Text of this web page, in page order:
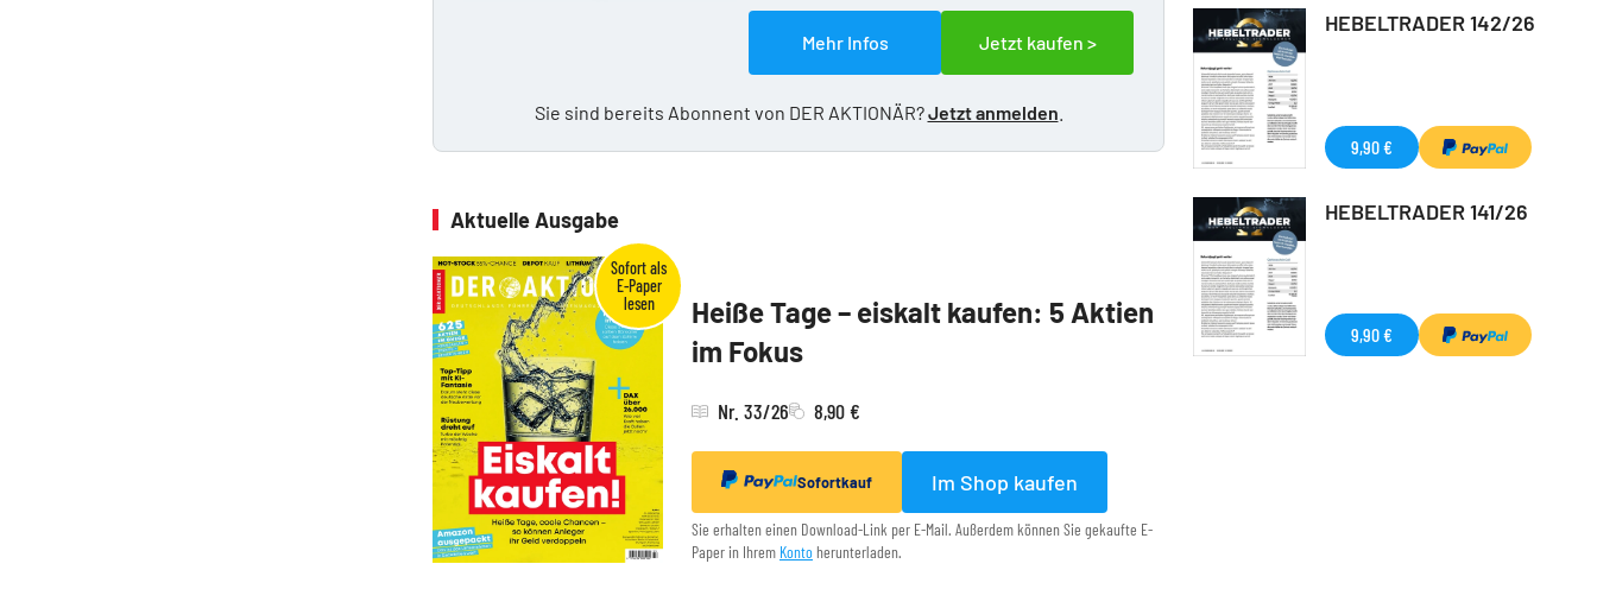
Mehr Infos Jetzt kaufen >
Sie sind bereits Abonnent von DER AKTIONÄR?Jetzt anmelden
Aktuelle Ausgabe
Heiße Tage – eiskalt kaufen: 5 Aktien
im Fokus
Nr. 33/26 8,90 €
Sofortkauf Im Shop kaufen
Sie erhalten einen Download-Link per E-Mail. Außerdem können Sie gekaufte E-
Paper in Ihrem Konto herunterladen.
HEBELTRADER 142/26
9,90 €
HEBELTRADER 141/26
9,90 €